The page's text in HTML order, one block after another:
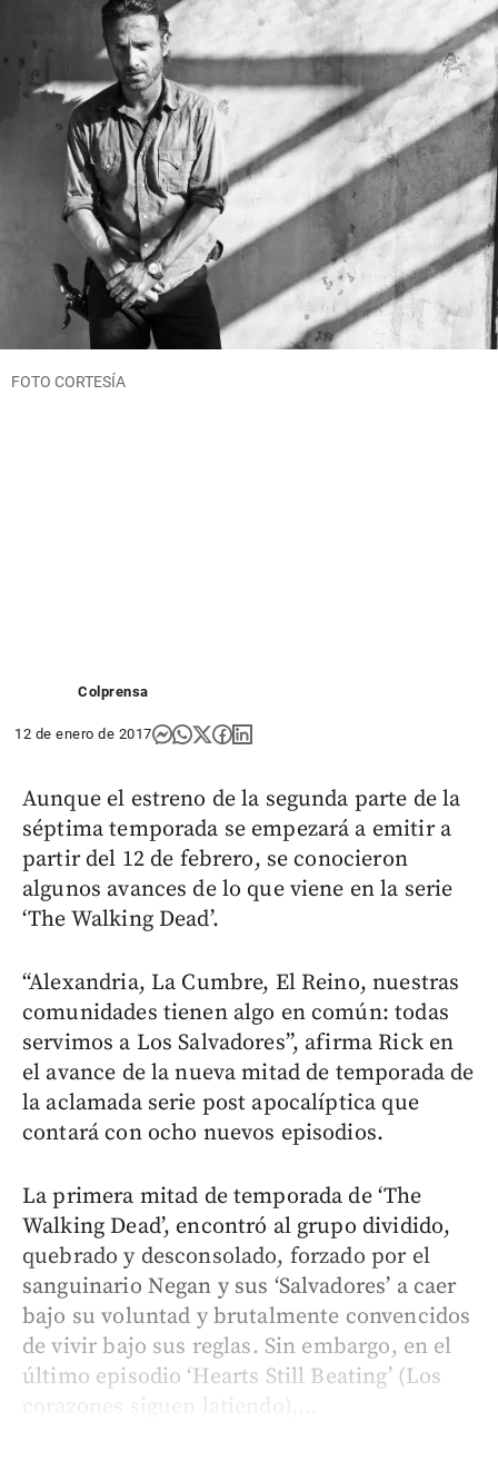
FOTO CORTESÍA
Colprensa
12 de enero de 2017
Aunque el estreno de la segunda parte de la
séptima temporada se empezará a emitir a
partir del 12 de febrero, se conocieron
algunos avances de lo que viene en la serie
‘The Walking Dead’.
“Alexandria, La Cumbre, El Reino, nuestras
comunidades tienen algo en común: todas
servimos a Los Salvadores”, afirma Rick en
el avance de la nueva mitad de temporada de
la aclamada serie post apocalíptica que
contará con ocho nuevos episodios.
La primera mitad de temporada de ‘The
Walking Dead’, encontró al grupo dividido,
quebrado y desconsolado, forzado por el
sanguinario Negan y sus ‘Salvadores’ a caer
bajo su voluntad y brutalmente convencidos
de vivir bajo sus reglas. Sin embargo, en el
último episodio ‘Hearts Still Beating’ (Los
corazones siguen latiendo),...